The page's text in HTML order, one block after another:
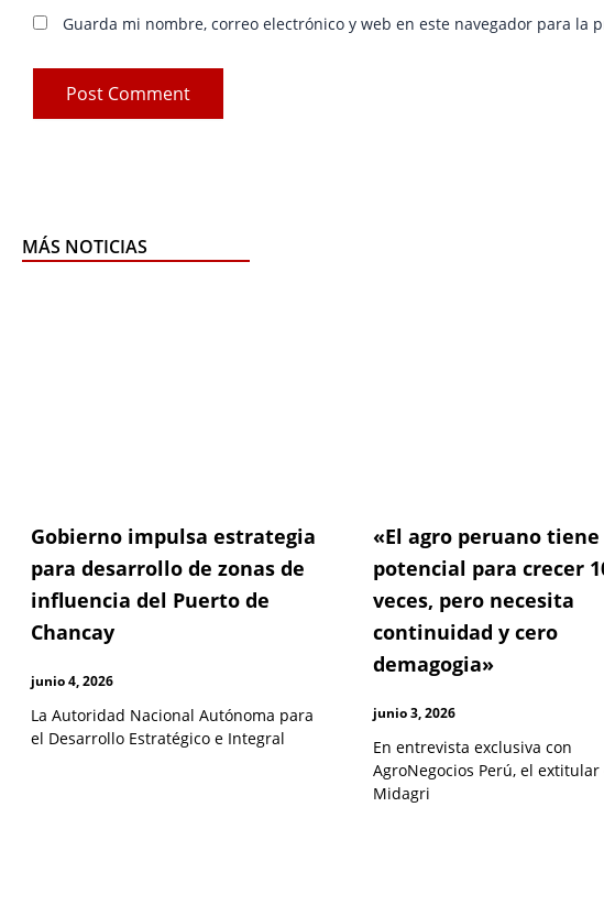
Guarda mi nombre, correo electrónico y web en este navegador para la
MÁS NOTICIAS
Gobierno impulsa estrategia
para desarrollo de zonas de
influencia del Puerto de
Chancay
junio 4, 2026
La Autoridad Nacional Autónoma para
el Desarrollo Estratégico e Integral
«El agro peruano tiene
potencial para crecer
veces, pero necesita
continuidad y cero
demagogia»
junio 3, 2026
En entrevista exclusiva con
AgroNegocios Perú, el extitular
Midagri